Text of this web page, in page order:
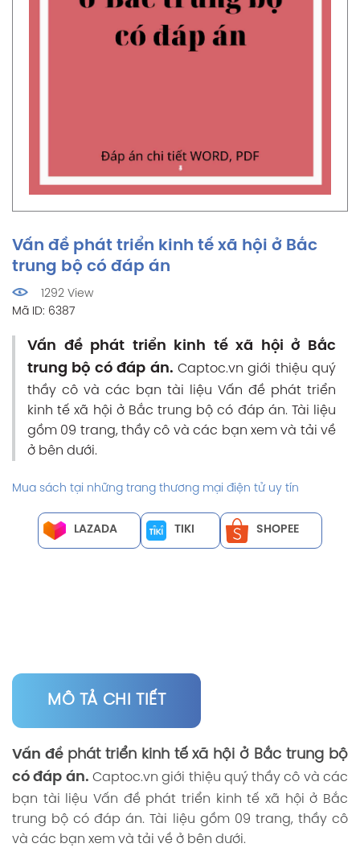
Vấn đề phát triển kinh tế xã hội ở Bắc
trung bộ có đáp án
1292 View
Mã ID: 6387
Vấn đề phát triển kinh tế xã hội ở Bắc
trung bộ có đáp án. Captoc.vn giới thiệu quý
thầy cô và các bạn tài liệu Vấn đề phát triển
kinh tế xã hội ở Bắc trung bộ có đáp án. Tài liệu
gồm 09 trang, thầy cô và các bạn xem và tải về
ở bên dưới.
Mua sách tại những trang thương mại điện tử uy tín
LAZADA TIKI SHOPEE
MÔ TẢ CHI TIẾT
Vấn đề phát triển kinh tế xã hội ở Bắc trung bộ
có đáp án. Captoc.vn giới thiệu quý thầy cô và các
bạn tài liệu Vấn đề phát triển kinh tế xã hội ở Bắc
trung bộ có đáp án. Tài liệu gồm 09 trang, thầy cô
và các bạn xem và tải về ở bên dưới.